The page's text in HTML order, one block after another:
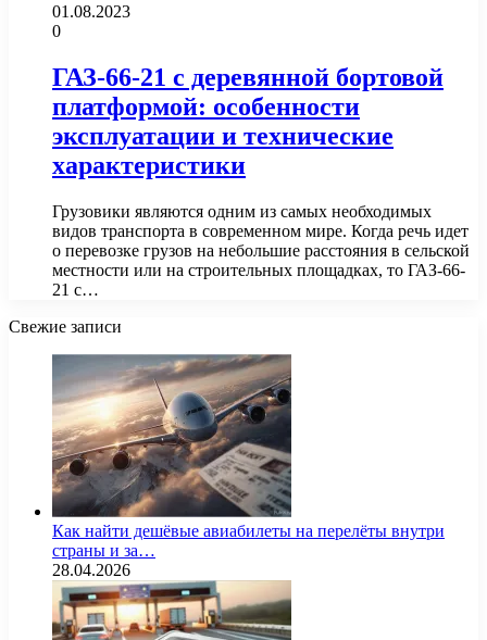
01.08.2023
0
ГАЗ-66-21 с деревянной бортовой
платформой: особенности
эксплуатации и технические
характеристики
Грузовики являются одним из самых необходимых
видов транспорта в современном мире. Когда речь идет
о перевозке грузов на небольшие расстояния в сельской
местности или на строительных площадках, то ГАЗ-66-
21 с…
Свежие записи
Как найти дешёвые авиабилеты на перелёты внутри
страны и за…
28.04.2026